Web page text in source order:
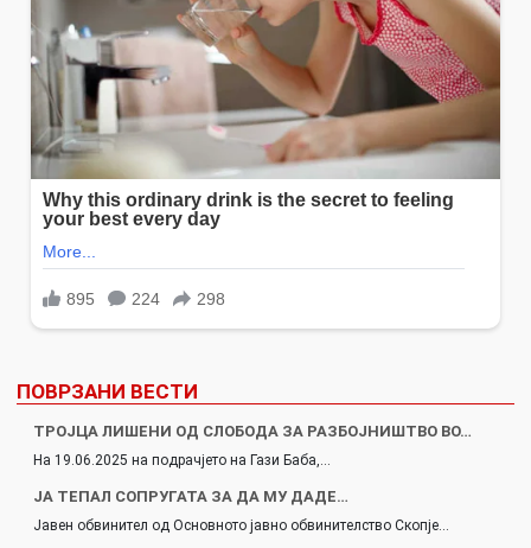
ПОВРЗАНИ ВЕСТИ
ТРОЈЦА ЛИШЕНИ ОД СЛОБОДА ЗА РАЗБОЈНИШТВО ВО…
На 19.06.2025 на подрачјето на Гази Баба,…
ЈА ТЕПАЛ СОПРУГАТА ЗА ДА МУ ДАДЕ…
Јавен обвинител од Основното јавно обвинителство Скопје…